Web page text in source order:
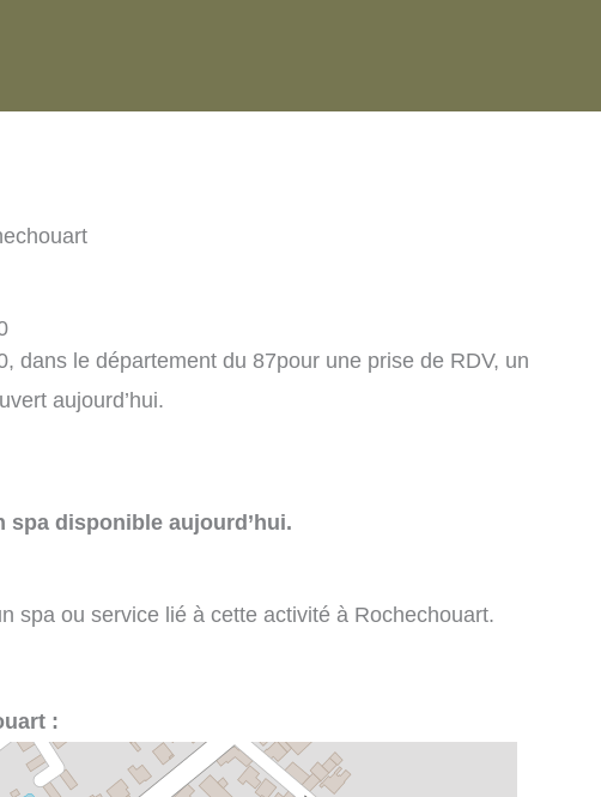
dans le département du 87pour une prise de RDV, un
aujourd’hui.
spa disponible aujourd’hui.
spa ou service lié à cette activité à Rochechouart.
: